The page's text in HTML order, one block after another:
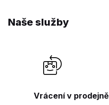
Naše služby
Vrácení v prodejně